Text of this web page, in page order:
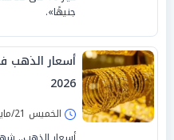
جنيهًا».
2026
الخميس 21/مايو/2026 - 01:09 ص